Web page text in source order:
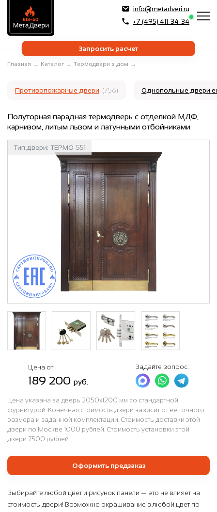
info@metadveri.ru
+7 (495) 411-34-34
Запросить расчет
Главная → Каталог → Термодвери в дом →
Противопожарные двери (756) Однопольные двери
Полуторная парадная термодверь с отделкой МДФ,
карнизом, литым львом и латунными отбойниками
Тип двери: ТЕРМО-551
Цена от
189 200 руб.
Задайте вопрос:
Цена указана за дверь 2050x1200 мм со стандартной
фурнитурой. Конечная стоимость двери зависит от ее точного
размера и заданной комплектации. Стоимость доставки этой
двери по Москве 1000 рублей. Стоимость установки этой
двери 7500 рублей.
Оформить предзаказ
Выбирайте любой цвет и рисунок панели — это не влияет на
стоимость двери! Возможно окрашивание в любой цвет по